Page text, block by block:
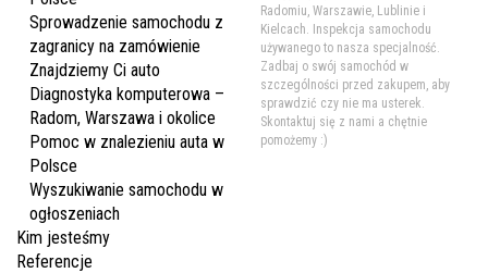
Sprowadzenie samochodu z
zagranicy na zamówienie
Znajdziemy Ci auto
Diagnostyka komputerowa –
Radom, Warszawa i okolice
Pomoc w znalezieniu auta w
Polsce
Wyszukiwanie samochodu w
ogłoszeniach
Kim jesteśmy
Referencje
Radomiu, Warszawie, Lublinie i
Kielcach. Inspekcja samochodu
używanego to nasza specjalność.
Zadbaj o swój samochód w
szczególności przed zakupem, aby
sprawdzić czy nie ma usterek.
Skontaktuj się z nami a chętnie
pomożemy :)